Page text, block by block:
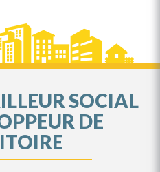
SOCIAL
DE